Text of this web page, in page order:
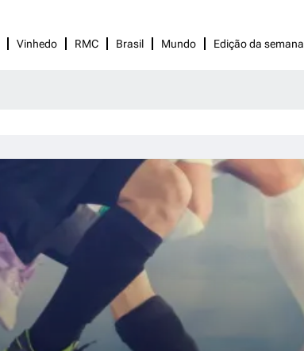
Vinhedo RMC Brasil Mundo Edição da semana